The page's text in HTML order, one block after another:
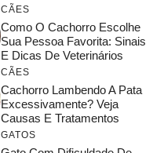
CÃES
Como O Cachorro Escolhe
Sua Pessoa Favorita: Sinais
E Dicas De Veterinários
CÃES
Cachorro Lambendo A Pata
Excessivamente? Veja
Causas E Tratamentos
GATOS